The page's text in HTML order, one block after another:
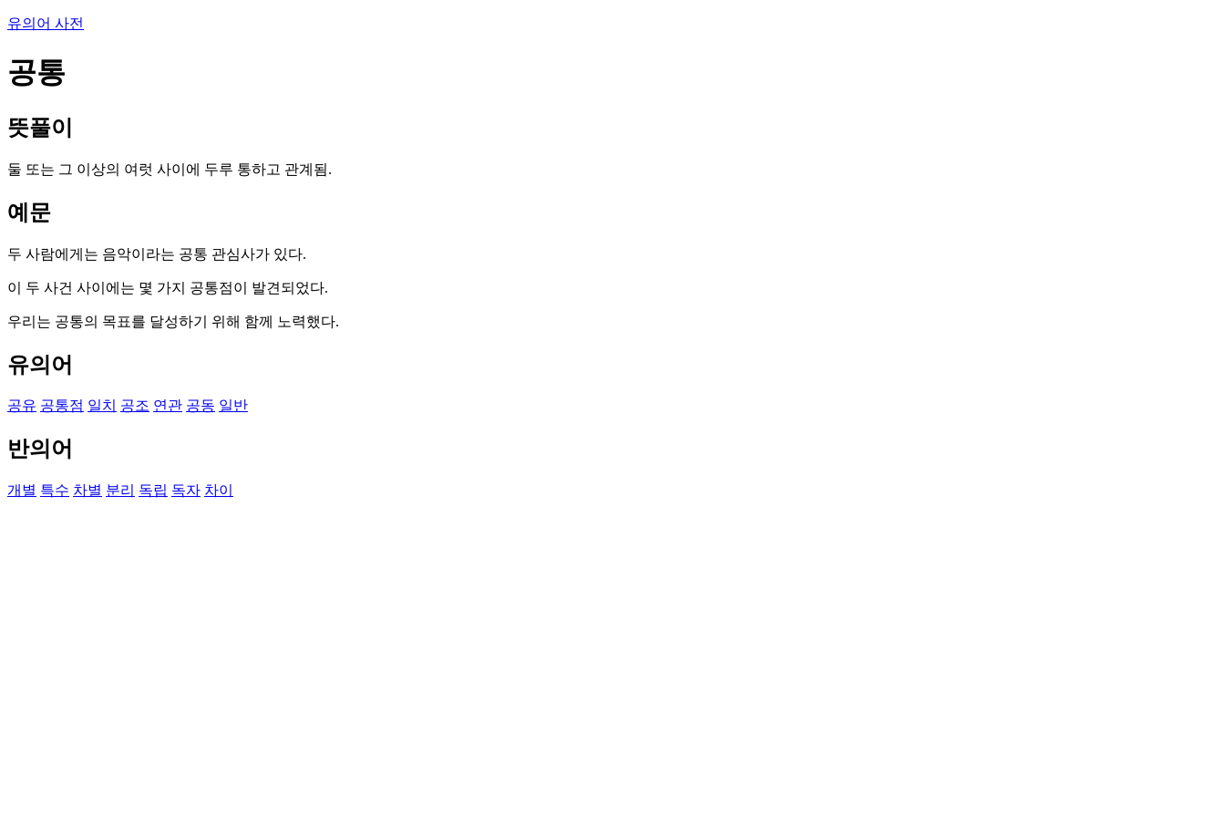
유의어 사전
공통
뜻풀이
둘 또는 그 이상의 여럿 사이에 두루 통하고 관계됨.
예문
두 사람에게는 음악이라는 공통 관심사가 있다.
이 두 사건 사이에는 몇 가지 공통점이 발견되었다.
우리는 공통의 목표를 달성하기 위해 함께 노력했다.
유의어
공유 공통점 일치 공조 연관 공동 일반
반의어
개별 특수 차별 분리 독립 독자 차이